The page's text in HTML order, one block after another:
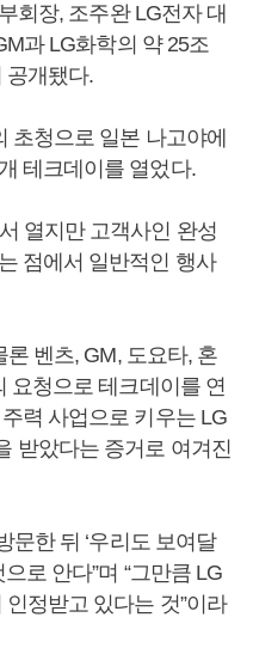
회장, 조주완 LG전자 대
과 LG화학의 약 25조
공개됐다.
초청으로 일본 나고야에
테크데이를 열었다.
열지만 고객사인 완성
점에서 일반적인 행사
벤츠, GM, 도요타, 혼
요청으로 테크데이를 연
력 사업으로 키우는 LG
받았다는 증거로 여겨진
문한 뒤 ‘우리도 보여달
로 안다”며 “그만큼 LG
정받고 있다는 것”이라